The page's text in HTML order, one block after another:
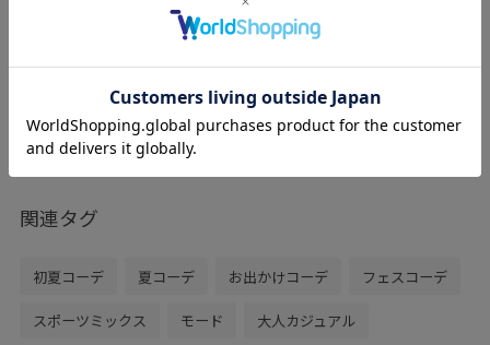
ライトグレー / F
レビュー
軽い付け心地でかけやすいです！
関連タグ
初夏コーデ 夏コーデ お出かけコーデ フェスコーデ
スポーツミックス モード 大人カジュアル